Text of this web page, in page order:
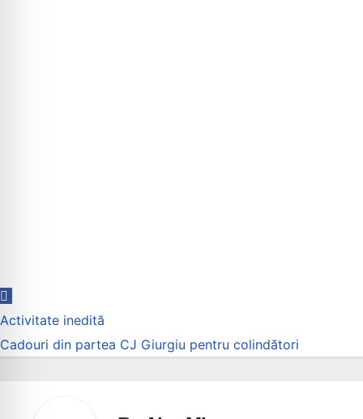
Navigare
în
Activitate inedită
Cadouri din partea CJ Giurgiu pentru colindători